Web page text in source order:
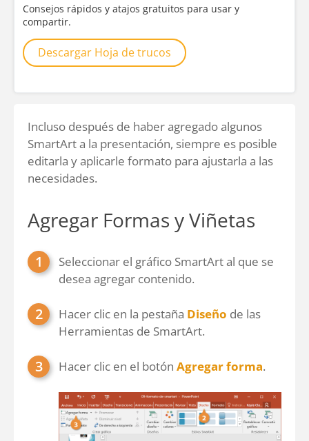
Consejos rápidos y atajos gratuitos para usar y
compartir.
Descargar Hoja de trucos
Incluso después de haber agregado algunos
SmartArt a la presentación, siempre es posible
editarla y aplicarle formato para ajustarla a las
necesidades.
Agregar Formas y Viñetas
Seleccionar el gráfico SmartArt al que se
desea agregar contenido.
Hacer clic en la pestaña Diseño de las
Herramientas de SmartArt.
Hacer clic en el botón Agregar forma.